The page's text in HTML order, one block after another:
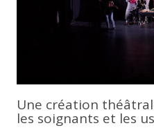
Une création
les soignants et les